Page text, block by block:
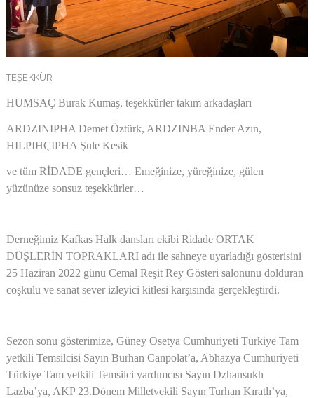
TEŞEKKÜR
HUMSAÇ Burak Kumaş, teşekkürler takım arkadaşları
ARDZINIPHA Demet Öztürk, ARDZINBA Ender Azın,
HILPIHÇIPHA Şule Kesik
ve tüm RİDADE gençleri… Emeğinize, yüreğinize, gülen
yüzünüze sonsuz teşekkürler…
Derneğimiz Kafkas Halk dansları ekibi Ridade ORTAK
DÜŞLERİN TOPRAKLARI adı ile sahneye uyarladığı gösterisini
25 Haziran 2022 günü Cemal Reşit Rey Gösteri salonunu dolduran
coşkulu ve sanat sever izleyici kitlesi karşısında gerçekleştirdi.
Sezon sonu gösterimize, Güney Osetya Cumhuriyeti Türkiye Tam
yetkili Temsilcisi Sayın Burhan Canpolat’a, Abhazya Cumhuriyeti
Türkiye Tam yetkili Temsilci yardımcısı Sayın Dzhansukh
Lazba’ya, AKP 23.Dönem Milletvekili Sayın Turhan Kıratlı’ya,